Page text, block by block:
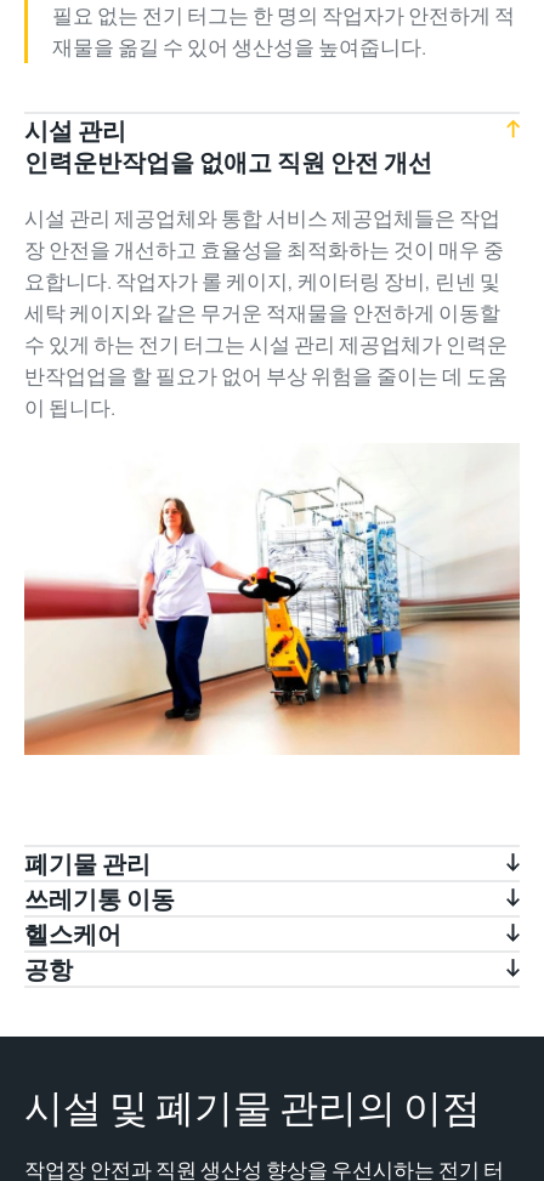
필요 없는 전기 터그는 한 명의 작업자가 안전하게 적
재물을 옮길 수 있어 생산성을 높여줍니다.
시설 관리
인력운반작업을 없애고 직원 안전 개선
시설 관리 제공업체와 통합 서비스 제공업체들은 작업
장 안전을 개선하고 효율성을 최적화하는 것이 매우 중
요합니다. 작업자가 롤 케이지, 케이터링 장비, 린넨 및
세탁 케이지와 같은 무거운 적재물을 안전하게 이동할
수 있게 하는 전기 터그는 시설 관리 제공업체가 인력운
반작업업을 할 필요가 없어 부상 위험을 줄이는 데 도움
이 됩니다.
폐기물 관리
쓰레기통 이동
헬스케어
공항
시설 및 폐기물 관리의 이점
작업장 안전과 직원 생산성 향상을 우선시하는 전기 터